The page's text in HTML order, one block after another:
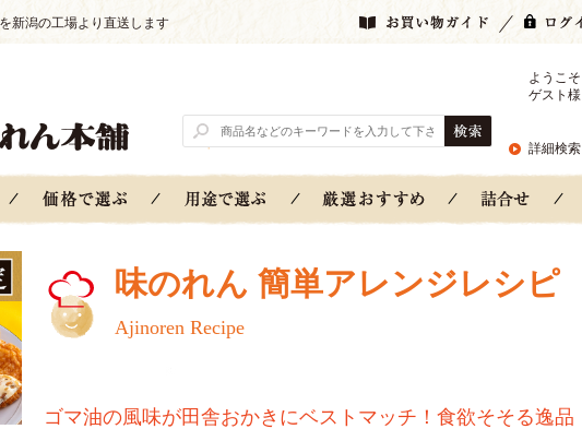
新潟の工場より直送します
ようこそ
ゲスト様
詳細検索
味のれん 簡単アレンジレシピ
Ajinoren Recipe
ゴマ油の風味が田舎おかきにベストマッチ！食欲そそる逸品